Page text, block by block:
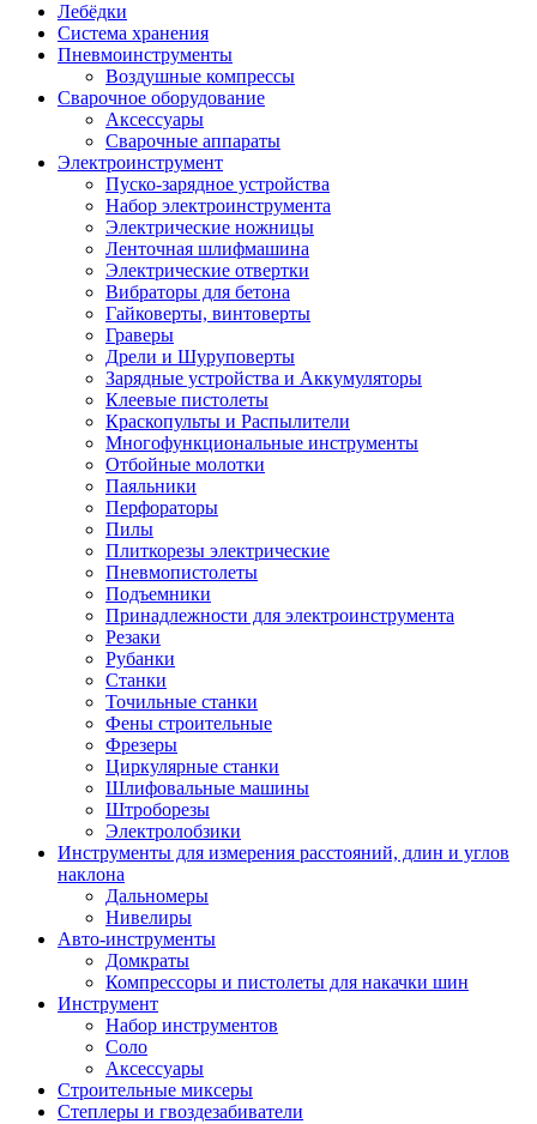
Лебёдки
Система хранения
Пневмоинструменты
Воздушные компрессы
Сварочное оборудование
Аксессуары
Сварочные аппараты
Электроинструмент
Пуско-зарядное устройства
Набор электроинструмента
Электрические ножницы
Ленточная шлифмашина
Электрические отвертки
Вибраторы для бетона
Гайковерты, винтоверты
Граверы
Дрели и Шуруповерты
Зарядные устройства и Аккумуляторы
Клеевые пистолеты
Краскопульты и Распылители
Многофункциональные инструменты
Отбойные молотки
Паяльники
Перфораторы
Пилы
Плиткорезы электрические
Пневмопистолеты
Подъемники
Принадлежности для электроинструмента
Резаки
Рубанки
Станки
Точильные станки
Фены строительные
Фрезеры
Циркулярные станки
Шлифовальные машины
Штроборезы
Электролобзики
Инструменты для измерения расстояний, длин и углов
наклона
Дальномеры
Нивелиры
Авто-инструменты
Домкраты
Компрессоры и пистолеты для накачки шин
Инструмент
Набор инструментов
Соло
Аксессуары
Строительные миксеры
Степлеры и гвоздезабиватели